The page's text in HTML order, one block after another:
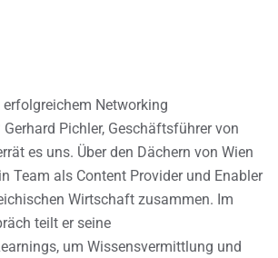
Networking
Pichler, Geschäftsführer von
es uns. Über den Dächern von Wien
Team als Content Provider und Enabler
Wirtschaft zusammen. Im
teilt er seine
um Wissensvermittlung und